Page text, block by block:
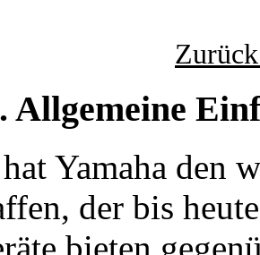
Allgemeine
Yamaha den
der bis
bieten